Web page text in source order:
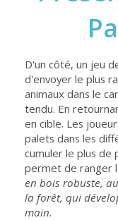
D'un côté, un jeu
d'envoyer le plus
animaux dans le
tendu. En
en cible. Les
palets dans les
cumuler le plus de
permet de ranger
en bois robuste,
la forêt, qui
main.